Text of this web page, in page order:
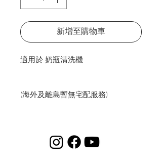
新增至購物車
適用於 奶瓶清洗機
(海外及離島暫無宅配服務)